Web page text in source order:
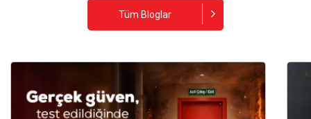
Tüm Bloglar